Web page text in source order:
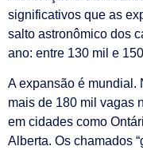
significativos que as
salto astronômico dos
ano: entre 130 mil e
A expansão é mundial.
mais de 180 mil vagas
em cidades como
Alberta. Os chamados